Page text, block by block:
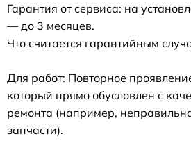
Гарантия от сервиса: на
— до 3 месяцев.
Что считается гарантийным
Для работ: Повторное
который прямо обусловлен с
ремонта (например,
запчасти).